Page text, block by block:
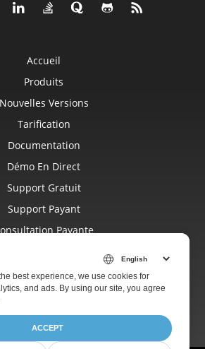
Accueil
Produits
Nouvelles Versions
Tarification
Documentation
Démo En Direct
Support Gratuit
Support Payant
Payante
Sites Web
À Propos
best experience, we use cookies for
and ads. By using our site, you agree
ACCEPT